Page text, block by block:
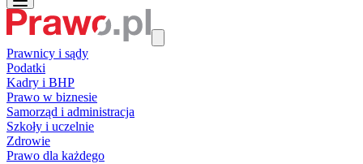
Prawnicy i sądy
Podatki
Kadry i BHP
Prawo w biznesie
Samorząd i administracja
Szkoły i uczelnie
Zdrowie
Prawo dla każdego